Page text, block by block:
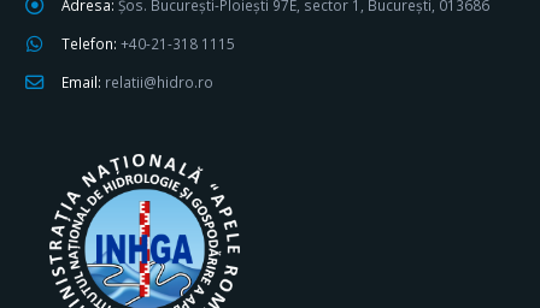
Adresa: Șos. București-Ploiești 97E, sector 1, București, 013686
Telefon: +40-21-318 1115
Email: relatii@hidro.ro